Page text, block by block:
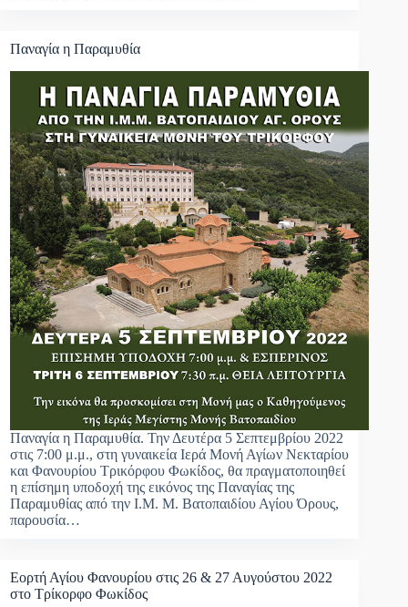
Παναγία η Παραμυθία
Παναγία η Παραμυθία. Την Δευτέρα 5 Σεπτεμβρίου 2022
στις 7:00 μ.μ., στη γυναικεία Ιερά Μονή Αγίων Νεκταρίου
και Φανουρίου Τρικόρφου Φωκίδος, θα πραγματοποιηθεί
η επίσημη υποδοχή της εικόνος της Παναγίας της
Παραμυθίας από την Ι.Μ. Μ. Βατοπαιδίου Αγίου Όρους,
παρουσία…
Εορτή Αγίου Φανουρίου στις 26 & 27 Αυγούστου 2022
στο Τρίκορφο Φωκίδος